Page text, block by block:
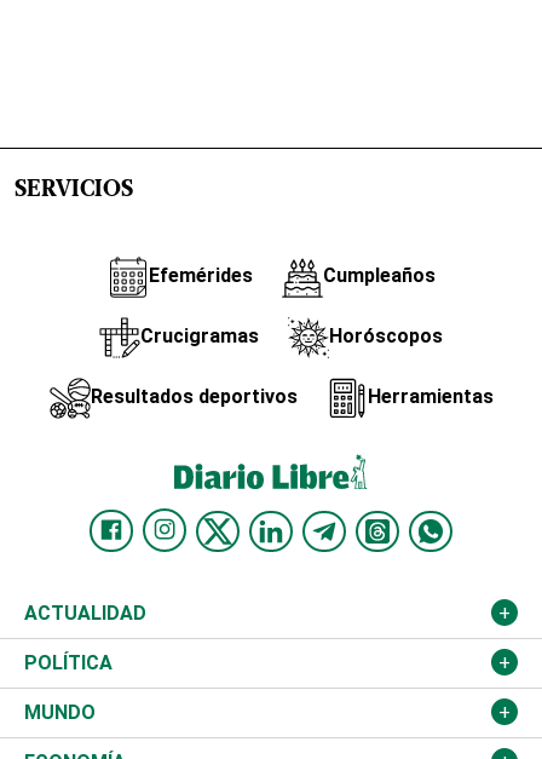
SERVICIOS
Efemérides Cumpleaños
Crucigramas Horóscopos
Resultados deportivos Herramientas
ACTUALIDAD
Nacional
Ciudad
POLÍTICA
Partidos
MUNDO